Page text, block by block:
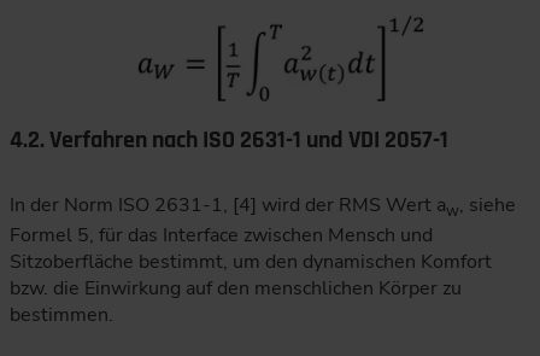
4.2. Verfahren nach ISO 2631-1 und VDI 2057-1
In der Norm ISO 2631-1, [4] wird der RMS Wert aw, siehe
Formel 5, für das Interface zwischen Mensch und
Sitzoberfläche bestimmt, um den dynamischen Komfort
bzw. die Einwirkung auf den menschlichen Körper zu
bestimmen.